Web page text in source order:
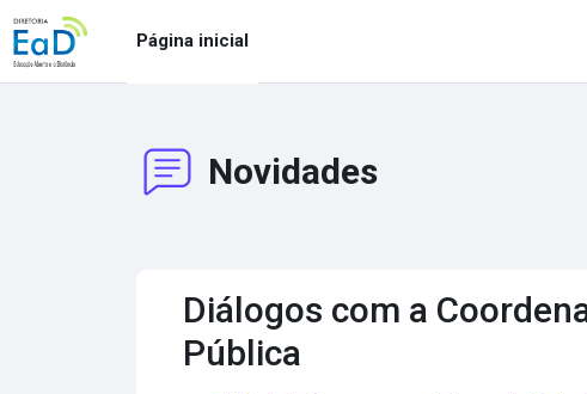
Ir para o conteúdo principal
Página inicial
Novidades
Diálogos com a
Pública